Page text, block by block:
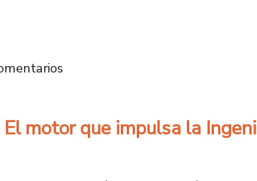
fortalece vínculos educativos con el
motor que impulsa la